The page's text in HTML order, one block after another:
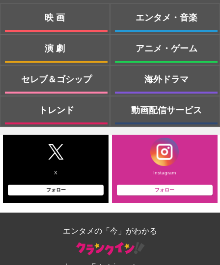
映画
演劇
セレブ＆ゴシップ
トレンド
エンタメ・音楽
アニメ・ゲーム
海外ドラマ
動画配信サービス
X
フォロー
Instagram
フォロー
エンタメの「今」がわかる